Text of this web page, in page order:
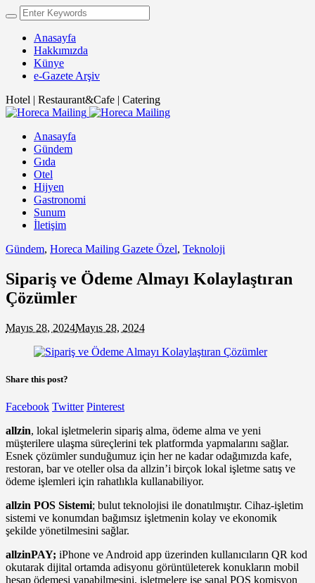
Anasayfa
Hakkımızda
Künye
e-Gazete Arşiv
Hotel | Restaurant&Cafe | Catering
Anasayfa
Gündem
Gıda
Otel
Hijyen
Gastronomi
Sunum
İletişim
Gündem, Horeca Mailing Gazete Özel, Teknoloji
Sipariş ve Ödeme Almayı Kolaylaştıran
Çözümler
Mayıs 28, 2024Mayıs 28, 2024
Share this post?
Facebook Twitter Pinterest
allzin, lokal işletmelerin sipariş alma, ödeme alma ve yeni
müşterilere ulaşma süreçlerini tek platformda yapmalarını sağlar.
Esnek çözümler sunduğumuz için her ne kadar odağımızda kafe,
restoran, bar ve oteller olsa da allzin’i birçok lokal işletme satış ve
ödeme işlemleri için rahatlıkla kullanabiliyor.
allzin POS Sistemi; bulut teknolojisi ile donatılmıştır. Cihaz-işletim
sistemi ve konumdan bağımsız işletmenin kolay ve ekonomik
şekilde yönetilmesini sağlar.
allzinPAY; iPhone ve Android app üzerinden kullanıcıların QR kod
okutarak dijital ortamda adisyonu görüntületerek konukların mobil
hesap ödemesi yapabilmesini, işletmelere ise sanal POS komisyon